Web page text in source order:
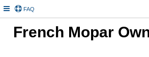
FAQ
French Mopar